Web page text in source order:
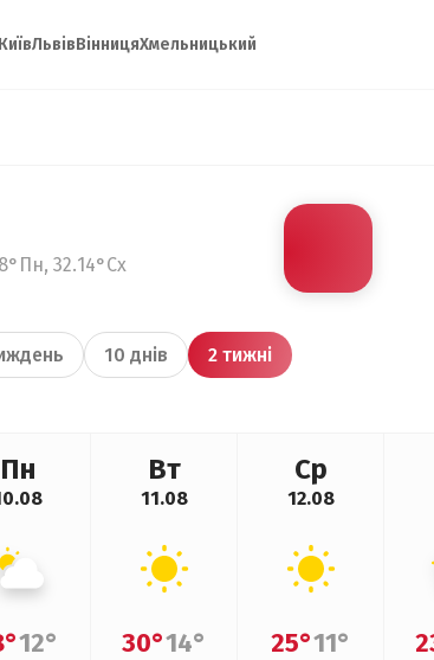
КиївЛьвівВінницяХмельницький
32.14°Сх
10 днів 2 тижні
Пн
12°
Вт
11.08
30°14°
Ср
12.08
25°11°